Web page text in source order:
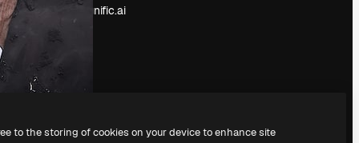
Cerchi magnific.ai
to the storing of cookies on your device to enhance site